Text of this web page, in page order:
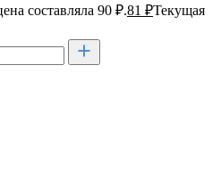
составляла 90 ₽.81 ₽Текущая